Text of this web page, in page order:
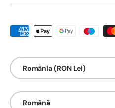
Metode de platā acceptate
Țarǎ/Regiune
România (RON Lei)
Limbā
Română